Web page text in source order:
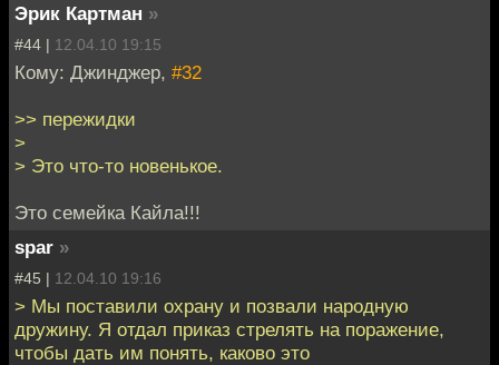
Эрик Картман »
#44 | 12.04.10 19:15
Кому: Джинджер, #32
>> пережидки
>
> Это что-то новенькое.
Это семейка Кайла!!!
spar »
#45 | 12.04.10 19:16
> Мы поставили охрану и позвали народную
дружину. Я отдал приказ стрелять на поражение,
чтобы дать им понять, каково это